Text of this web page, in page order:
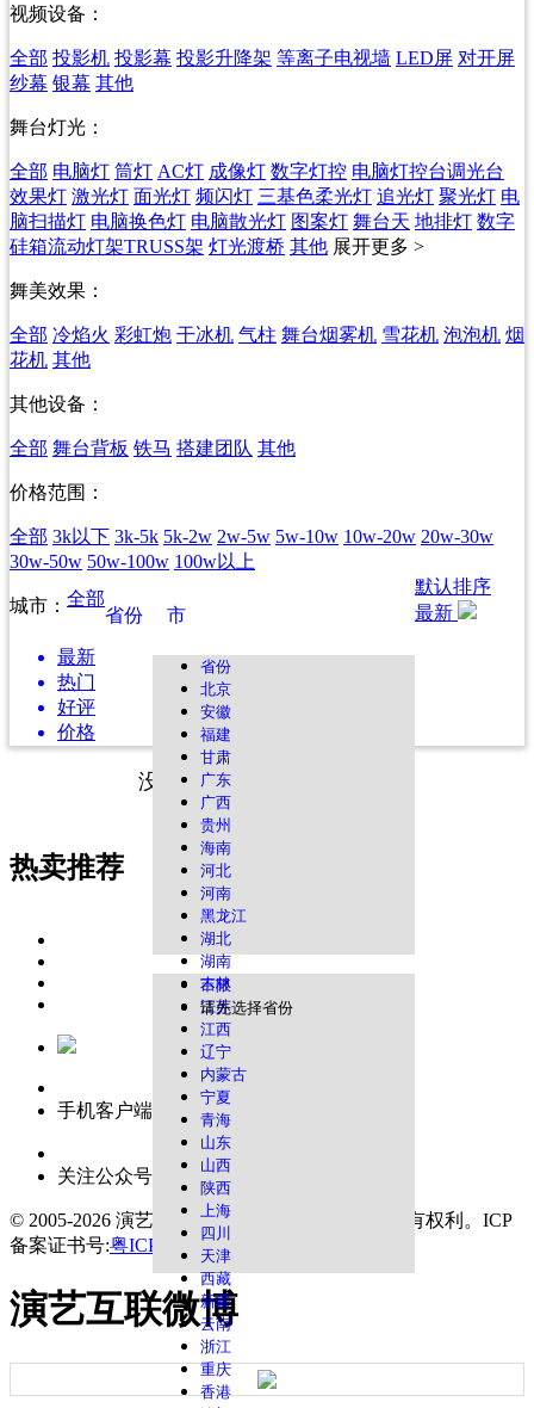
视频设备：
全部 投影机 投影幕 投影升降架 等离子电视墙 LED屏 对开屏
纱幕 银幕 其他
舞台灯光：
全部 电脑灯 筒灯 AC灯 成像灯 数字灯控 电脑灯控台调光台
效果灯 激光灯 面光灯 频闪灯 三基色柔光灯 追光灯 聚光灯 电
脑扫描灯 电脑换色灯 电脑散光灯 图案灯 舞台天 地排灯 数字
硅箱流动灯架TRUSS架 灯光渡桥 其他 展开更多 >
舞美效果：
全部 冷焰火 彩虹炮 干冰机 气柱 舞台烟雾机 雪花机 泡泡机 烟
花机 其他
其他设备：
全部 舞台背板 铁马 搭建团队 其他
价格范围：
全部 3k以下 3k-5k 5k-2w 2w-5w 5w-10w 10w-20w 20w-30w
30w-50w 50w-100w 100w以上
城市： 全部
省份
市
省份
北京
安徽
福建
甘肃
广东
广西
贵州
海南
河北
河南
黑龙江
湖北
湖南
吉林
江苏
江西
辽宁
内蒙古
宁夏
青海
山东
山西
陕西
上海
四川
天津
西藏
新疆
云南
浙江
重庆
香港
不限
请先选择省份
默认排序
最新
最新
热门
好评
价格
没有找到您想要的资源哦！
热卖推荐
手机客户端
关注公众号
© 2005-2026 演艺互联平台 版权所有，并保留所有权利。 ICP
备案证书号:粤ICP备18130881号
演艺互联微博